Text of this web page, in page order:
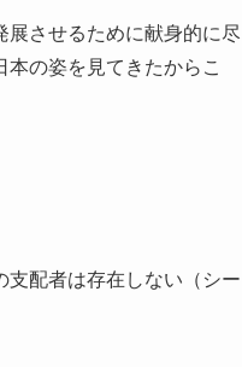
展させるために献身的に尽
の姿を見てきたからこ
支配者は存在しない（シー